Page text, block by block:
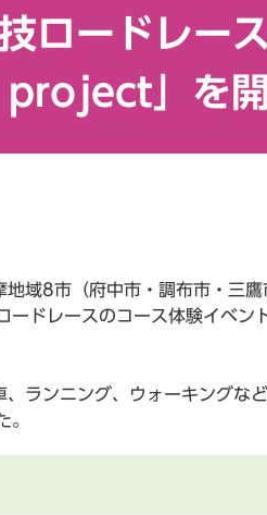
ロードレー
」を
域8市（府中市・調布市・三鷹
ードレースのコース体験イベン
ランニング、ウォーキングな
。